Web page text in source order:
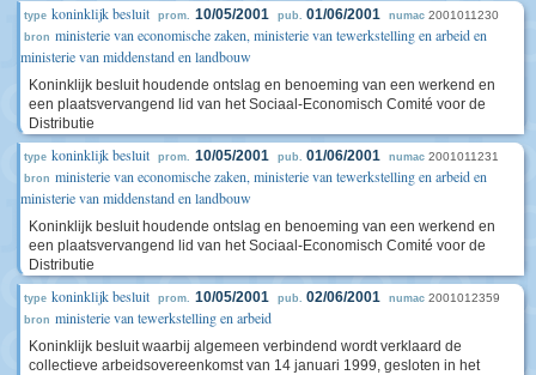
type koninklijk besluit prom. 10/05/2001 pub. 01/06/2001 numac 2001011230
bron ministerie van economische zaken, ministerie van tewerkstelling en arbeid en
ministerie van middenstand en landbouw
Koninklijk besluit houdende ontslag en benoeming van een werkend en
een plaatsvervangend lid van het Sociaal-Economisch Comité voor de
Distributie
type koninklijk besluit prom. 10/05/2001 pub. 01/06/2001 numac 2001011231
bron ministerie van economische zaken, ministerie van tewerkstelling en arbeid en
ministerie van middenstand en landbouw
Koninklijk besluit houdende ontslag en benoeming van een werkend en
een plaatsvervangend lid van het Sociaal-Economisch Comité voor de
Distributie
type koninklijk besluit prom. 10/05/2001 pub. 02/06/2001 numac 2001012359
bron ministerie van tewerkstelling en arbeid
Koninklijk besluit waarbij algemeen verbindend wordt verklaard de
collectieve arbeidsovereenkomst van 14 januari 1999, gesloten in het